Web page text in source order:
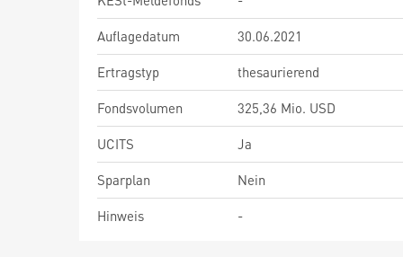
Auflagedatum
30.06.2021
Ertragstyp
thesaurierend
Fondsvolumen
325,36 Mio. USD
UCITS
Ja
Sparplan
Nein
Hinweis
-